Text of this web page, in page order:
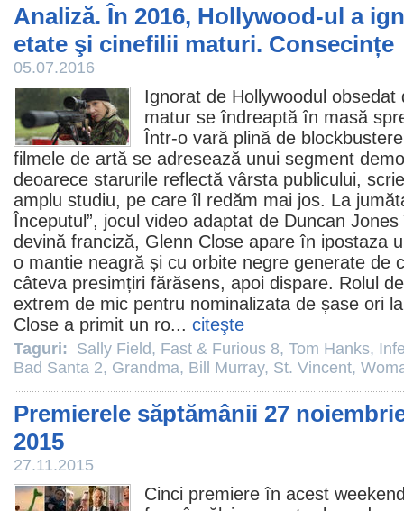
Analiză. În 2016, Hollywood-ul a
etate şi cinefilii maturi. Consecințe
05.07.2016
Ignorat de Hollywoodul obsedat
matur se îndreaptă în masă
Într-o vară plină de
filmele de artă se adresează unui segment
deoarece starurile reflectă vârsta publicului,
amplu studiu, pe care îl redăm mai jos. La
Începutul ”, jocul video adaptat de Duncan
devină franciză, Glenn Close apare în ipostaza
o mantie neagră și cu orbite negre generate de
câteva presimțiri fărăsens, apoi dispare. Rolul
extrem de mic pentru nominalizata de șase ori
Close a primit un ro... citeşte
Taguri: Sally Field, Fast & Furious 8, Tom Hanks,
Bad Santa 2, Grandma, Bill Murray, St. Vincent,
Premierele săptămânii 27
2015
27.11.2015
Cinci premiere în acest